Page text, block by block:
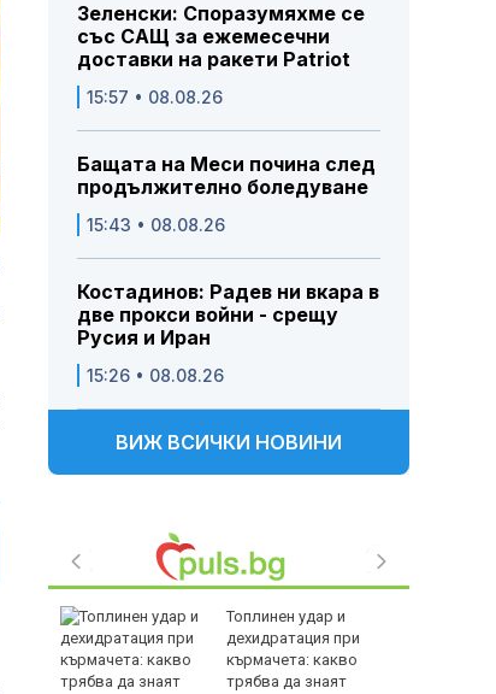
Зеленски: Споразумяхме се
със САЩ за ежемесечни
доставки на ракети Patriot
15:57 • 08.08.26
Бащата на Меси почина след
продължително боледуване
15:43 • 08.08.26
Костадинов: Радев ни вкара в
две прокси войни - срещу
Русия и Иран
15:26 • 08.08.26
ВИЖ ВСИЧКИ НОВИНИ
Топлинен удар и
дехидратация при
кърмачета: какво
трябва да знаят